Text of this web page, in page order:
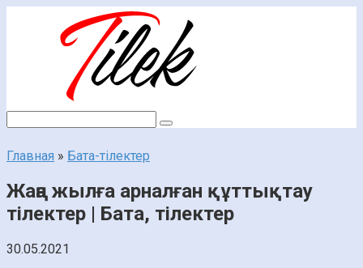
Главная » Бата-тілектер
Жаңа жылға арналған құттықтау
тілектер | Бата, тілектер
30.05.2021